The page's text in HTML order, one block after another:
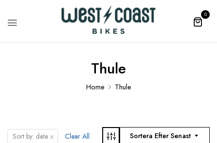
0
Thule
Home Thule
Sort by: date × Clear All Sortera Efter Senast